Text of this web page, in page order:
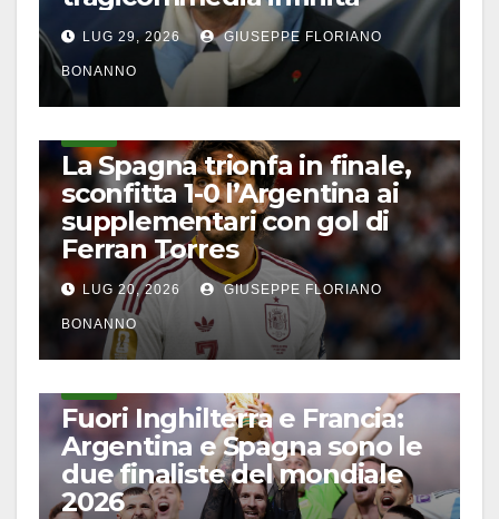
LUG 29, 2026 GIUSEPPE FLORIANO
BONANNO
La Spagna trionfa in finale,
sconfitta 1-0 l’Argentina ai
supplementari con gol di
Ferran Torres
LUG 20, 2026 GIUSEPPE FLORIANO
BONANNO
Fuori Inghilterra e Francia:
Argentina e Spagna sono le
due finaliste del mondiale
2026